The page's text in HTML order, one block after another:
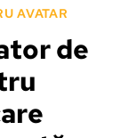
AVATAR
de